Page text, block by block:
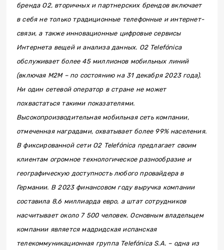
бренда O2, вторичных и партнерских брендов включает
в себя не только традиционные телефонные и интернет-
связи, а также инновационные цифровые сервисы
Интернета вещей и анализа данных. O2 Telefónica
обслуживает более 45 миллионов мобильных линий
(включая M2M – по состоянию на 31 декабря 2023 года).
Ни один сетевой оператор в стране не может
похвастаться такими показателями.
Высокопроизводительная мобильная сеть компании,
отмеченная наградами, охватывает более 99% населения.
В фиксированной сети O2 Telefónica предлагает своим
клиентам огромное технологическое разнообразие и
географическую доступность любого провайдера в
Германии. В 2023 финансовом году выручка компании
составила 8,6 миллиарда евро, а штат сотрудников
насчитывает около 7 500 человек. Основным владельцем
компании является мадридская испанская
телекоммуникационная группа Telefónica S.A. – одна из